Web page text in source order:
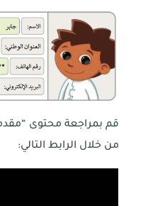
قم بمراجعة محتوى
من خلال الرابط التالي: